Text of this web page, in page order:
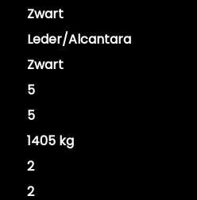
Zwart
Leder/Alcantara
Zwart
5
5
1405 kg
2
2